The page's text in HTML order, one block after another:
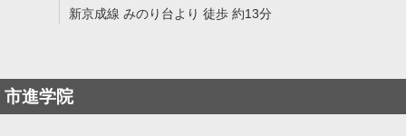
新京成線 みのり台より 徒歩 約13分
市進学院